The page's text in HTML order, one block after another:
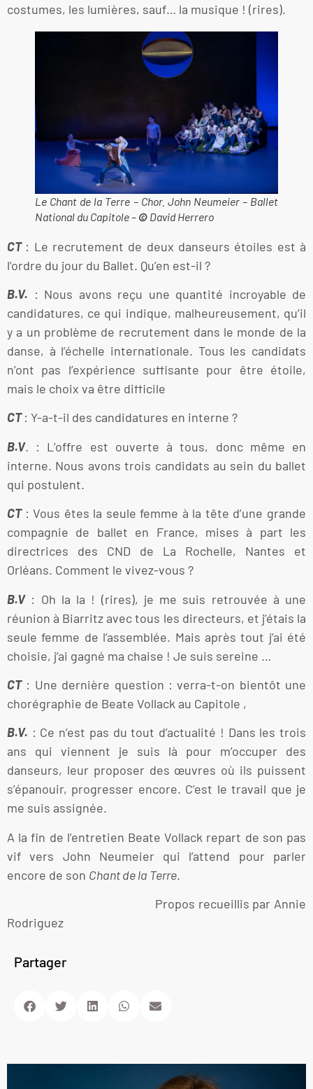
costumes, les lumières, sauf… la musique ! (rires).
Le Chant de la Terre – Chor. John Neumeier – Ballet
National du Capitole – © David Herrero
CT : Le recrutement de deux danseurs étoiles est à
l’ordre du jour du Ballet. Qu’en est-il ?
B.V. : Nous avons reçu une quantité incroyable de
candidatures, ce qui indique, malheureusement, qu’il
y a un problème de recrutement dans le monde de la
danse, à l’échelle internationale. Tous les candidats
n’ont pas l’expérience suffisante pour être étoile,
mais le choix va être difficile
CT: Y-a-t-il des candidatures en interne ?
B.V. : L’offre est ouverte à tous, donc même en
interne. Nous avons trois candidats au sein du ballet
qui postulent.
CT : Vous êtes la seule femme à la tête d’une grande
compagnie de ballet en France, mises à part les
directrices des CND de La Rochelle, Nantes et
Orléans. Comment le vivez-vous ?
B.V: Oh la la ! (rires), je me suis retrouvée à une
réunion à Biarritz avec tous les directeurs, et j’étais la
seule femme de l’assemblée. Mais après tout j’ai été
choisie, j’ai gagné ma chaise ! Je suis sereine …
CT: Une dernière question : verra-t-on bientôt une
chorégraphie de Beate Vollack au Capitole ,
B.V. : Ce n’est pas du tout d’actualité ! Dans les trois
ans qui viennent je suis là pour m’occuper des
danseurs, leur proposer des œuvres où ils puissent
s’épanouir, progresser encore. C’est le travail que je
me suis assignée.
A la fin de l’entretien Beate Vollack repart de son pas
vif vers John Neumeier qui l’attend pour parler
encore de son Chant de la Terre.
Propos recueillis par Annie
Rodriguez
Partager